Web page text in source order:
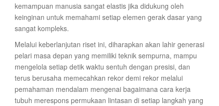
kemampuan manusia sangat elastis jika didukung oleh
keinginan untuk memahami setiap elemen gerak dasar yang
sangat kompleks.
Melalui keberlanjutan riset ini, diharapkan akan lahir generasi
pelari masa depan yang memiliki teknik sempurna, mampu
mengelola setiap detik waktu sentuh dengan presisi, dan
terus berusaha memecahkan rekor demi rekor melalui
pemahaman mendalam mengenai bagaimana cara kerja
tubuh merespons permukaan lintasan di setiap langkah yang